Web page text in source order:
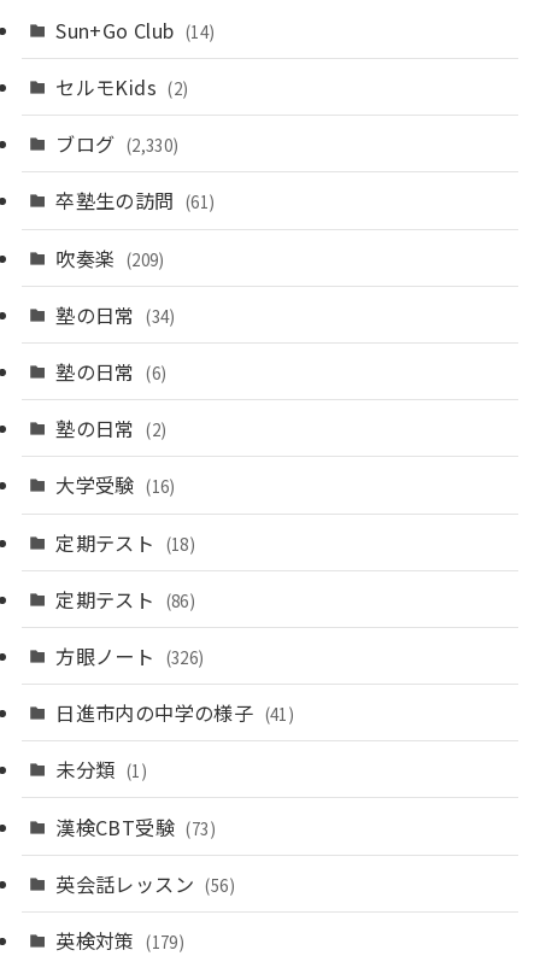
Sun+Go Club (14)
セルモKids (2)
ブログ (2,330)
卒塾生の訪問 (61)
吹奏楽 (209)
塾の日常 (34)
塾の日常 (6)
塾の日常 (2)
大学受験 (16)
定期テスト (18)
定期テスト (86)
方眼ノート (326)
日進市内の中学の様子 (41)
未分類 (1)
漢検CBT受験 (73)
英会話レッスン (56)
英検対策 (179)